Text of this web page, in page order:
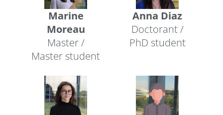
Marine
Moreau
Master /
Master student
Anna Diaz
Doctorant /
PhD student